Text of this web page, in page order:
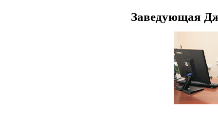
Заведующая